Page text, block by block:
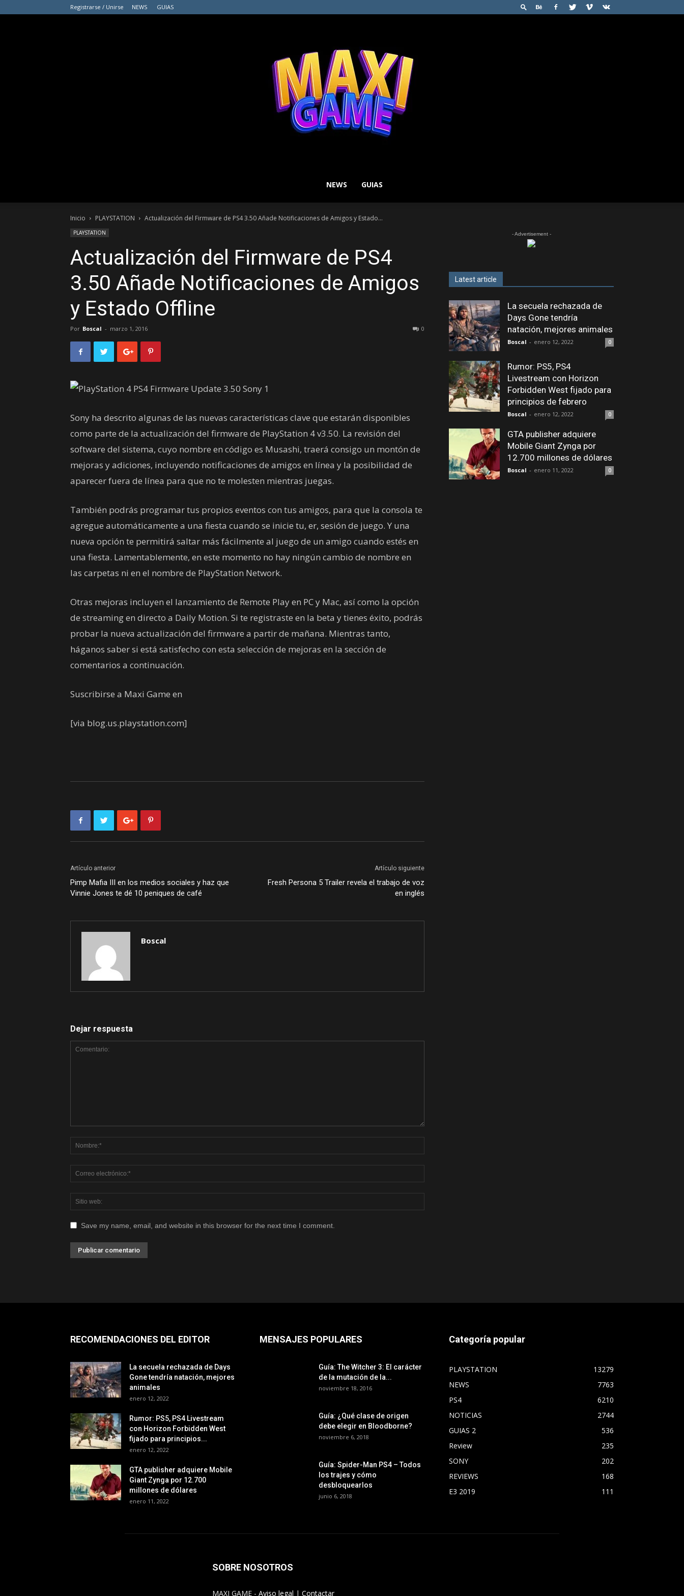
Registrarse / Unirse NEWS GUIAS
GAME
NEWS GUIAS
Inicio PLAYSTATION Actualización del Firmware de PS4 3.50 Añade Notificaciones de Amigos y Estado...
PLAYSTATION
Actualización del Firmware de PS4
3.50 Añade Notificaciones de Amigos
y Estado Offline
Por Boscal - marzo 1, 2016 0
Sony ha descrito algunas de las nuevas características clave que estarán disponibles
como parte de la actualización del firmware de PlayStation 4 v3.50. La revisión del
software del sistema, cuyo nombre en código es Musashi, traerá consigo un montón de
mejoras y adiciones, incluyendo notificaciones de amigos en línea y la posibilidad de
aparecer fuera de línea para que no te molesten mientras juegas.
También podrás programar tus propios eventos con tus amigos, para que la consola te
agregue automáticamente a una fiesta cuando se inicie tu, er, sesión de juego. Y una
nueva opción te permitirá saltar más fácilmente al juego de un amigo cuando estés en
una fiesta. Lamentablemente, en este momento no hay ningún cambio de nombre en
las carpetas ni en el nombre de PlayStation Network.
Otras mejoras incluyen el lanzamiento de Remote Play en PC y Mac, así como la opción
de streaming en directo a Daily Motion. Si te registraste en la beta y tienes éxito, podrás
probar la nueva actualización del firmware a partir de mañana. Mientras tanto,
háganos saber si está satisfecho con esta selección de mejoras en la sección de
comentarios a continuación.
Suscribirse a Maxi Game en
[via blog.us.playstation.com]
Artículo anterior
Pimp Mafia III en los medios sociales y haz que
Vinnie Jones te dé 10 peniques de café
Artículo siguiente
Fresh Persona 5 Trailer revela el trabajo de voz
en inglés
Boscal
Dejar respuesta
Save my name, email, and website in this browser for the next time I comment.
- Advertisement -
Latest article
La secuela rechazada de
Days Gone tendría
natación, mejores animales
Boscal - enero 12, 2022 0
Rumor: PS5, PS4
Livestream con Horizon
Forbidden West fijado para
principios de febrero
Boscal - enero 12, 2022 0
GTA publisher adquiere
Mobile Giant Zynga por
12.700 millones de dólares
Boscal - enero 11, 2022 0
RECOMENDACIONES DEL EDITOR
La secuela rechazada de Days
Gone tendría natación, mejores
animales
enero 12, 2022
Rumor: PS5, PS4 Livestream
con Horizon Forbidden West
fijado para principios...
enero 12, 2022
GTA publisher adquiere Mobile
Giant Zynga por 12.700
millones de dólares
enero 11, 2022
MENSAJES POPULARES
Guía: The Witcher 3: El carácter
de la mutación de la...
noviembre 18, 2016
Guía: ¿Qué clase de origen
debe elegir en Bloodborne?
noviembre 6, 2018
Guía: Spider-Man PS4 – Todos
los trajes y cómo
desbloquearlos
junio 6, 2018
Categoría popular
PLAYSTATION
13279
NEWS
7763
PS4
6210
NOTICIAS
2744
GUIAS 2
536
Review
235
SONY
202
REVIEWS
168
E3 2019
111
SOBRE NOSOTROS
MAXI GAME - Aviso legal | Contactar